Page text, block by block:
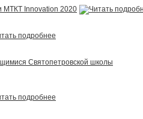
МТКТ Innovation 2020
Святопетровской школы